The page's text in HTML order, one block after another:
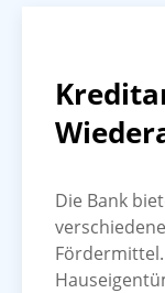
Die Bank